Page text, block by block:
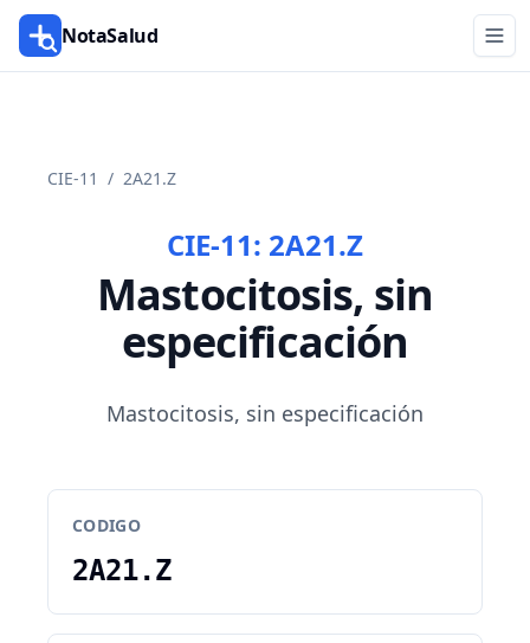
NotaSalud
CIE-11 / 2A21.Z
CIE-11: 2A21.Z
Mastocitosis, sin
especificación
Mastocitosis, sin especificación
CODIGO
2A21.Z